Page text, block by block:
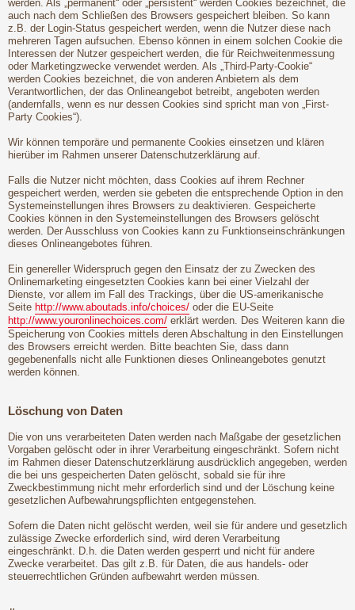
werden. Als „permanent“ oder „persistent“ werden Cookies bezeichnet, die
auch nach dem Schließen des Browsers gespeichert bleiben. So kann
z.B. der Login-Status gespeichert werden, wenn die Nutzer diese nach
mehreren Tagen aufsuchen. Ebenso können in einem solchen Cookie die
Interessen der Nutzer gespeichert werden, die für Reichweitenmessung
oder Marketingzwecke verwendet werden. Als „Third-Party-Cookie“
werden Cookies bezeichnet, die von anderen Anbietern als dem
Verantwortlichen, der das Onlineangebot betreibt, angeboten werden
(andernfalls, wenn es nur dessen Cookies sind spricht man von „First-
Party Cookies“).
Wir können temporäre und permanente Cookies einsetzen und klären
hierüber im Rahmen unserer Datenschutzerklärung auf.
Falls die Nutzer nicht möchten, dass Cookies auf ihrem Rechner
gespeichert werden, werden sie gebeten die entsprechende Option in den
Systemeinstellungen ihres Browsers zu deaktivieren. Gespeicherte
Cookies können in den Systemeinstellungen des Browsers gelöscht
werden. Der Ausschluss von Cookies kann zu Funktionseinschränkungen
dieses Onlineangebotes führen.
Ein genereller Widerspruch gegen den Einsatz der zu Zwecken des
Onlinemarketing eingesetzten Cookies kann bei einer Vielzahl der
Dienste, vor allem im Fall des Trackings, über die US-amerikanische
Seite http://www.aboutads.info/choices/ oder die EU-Seite
http://www.youronlinechoices.com/ erklärt werden. Des Weiteren kann die
Speicherung von Cookies mittels deren Abschaltung in den Einstellungen
des Browsers erreicht werden. Bitte beachten Sie, dass dann
gegebenenfalls nicht alle Funktionen dieses Onlineangebotes genutzt
werden können.
Löschung von Daten
Die von uns verarbeiteten Daten werden nach Maßgabe der gesetzlichen
Vorgaben gelöscht oder in ihrer Verarbeitung eingeschränkt. Sofern nicht
im Rahmen dieser Datenschutzerklärung ausdrücklich angegeben, werden
die bei uns gespeicherten Daten gelöscht, sobald sie für ihre
Zweckbestimmung nicht mehr erforderlich sind und der Löschung keine
gesetzlichen Aufbewahrungspflichten entgegenstehen.
Sofern die Daten nicht gelöscht werden, weil sie für andere und gesetzlich
zulässige Zwecke erforderlich sind, wird deren Verarbeitung
eingeschränkt. D.h. die Daten werden gesperrt und nicht für andere
Zwecke verarbeitet. Das gilt z.B. für Daten, die aus handels- oder
steuerrechtlichen Gründen aufbewahrt werden müssen.